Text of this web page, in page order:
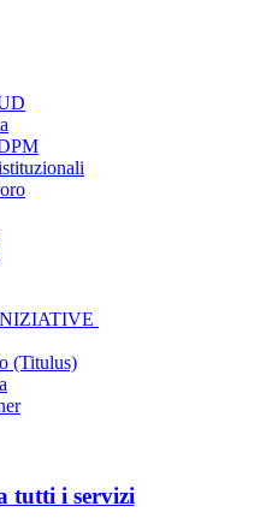
(Titulus)
tutti i servizi